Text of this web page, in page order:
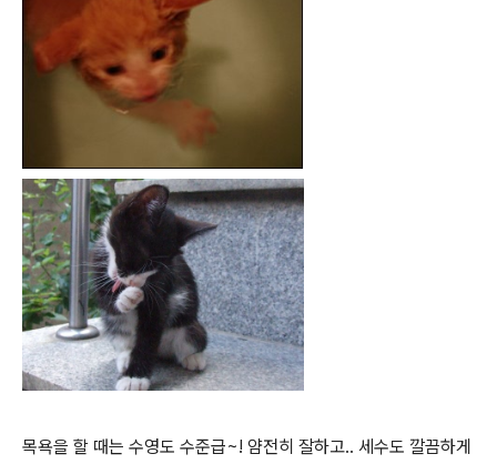
목욕을 할 때는 수영도 수준급~! 얌전히 잘하고.. 세수도 깔끔하게